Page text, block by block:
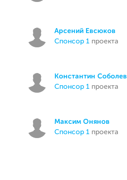
Арсений Евсюков
спонсор 1 проекта
Константин Соболев
спонсор 1 проекта
Максим Онянов
спонсор 1 проекта